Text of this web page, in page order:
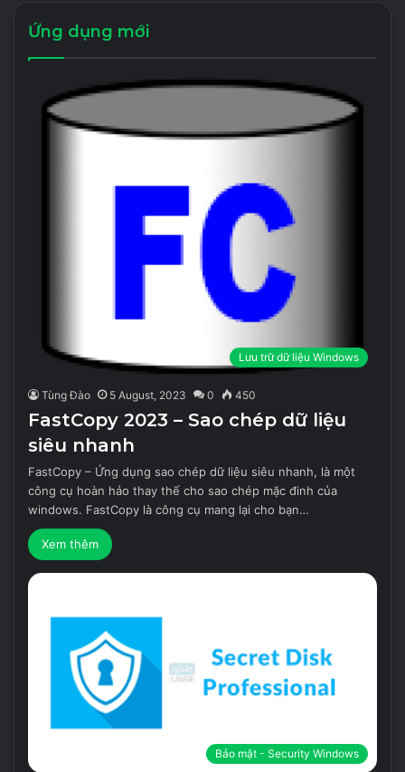
Ứng dụng mới
Lưu trữ dữ liệu Windows
Tùng Đào 5 August, 2023 0 450
FastCopy 2023 – Sao chép dữ liệu
siêu nhanh
FastCopy – Ứng dụng sao chép dữ liệu siêu nhanh, là một
công cụ hoàn hảo thay thế cho sao chép mặc đinh của
windows. FastCopy là công cụ mang lại cho bạn…
Xem thêm
Bảo mật - Security Windows